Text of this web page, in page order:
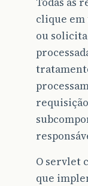
clique
ou
O servlet
que